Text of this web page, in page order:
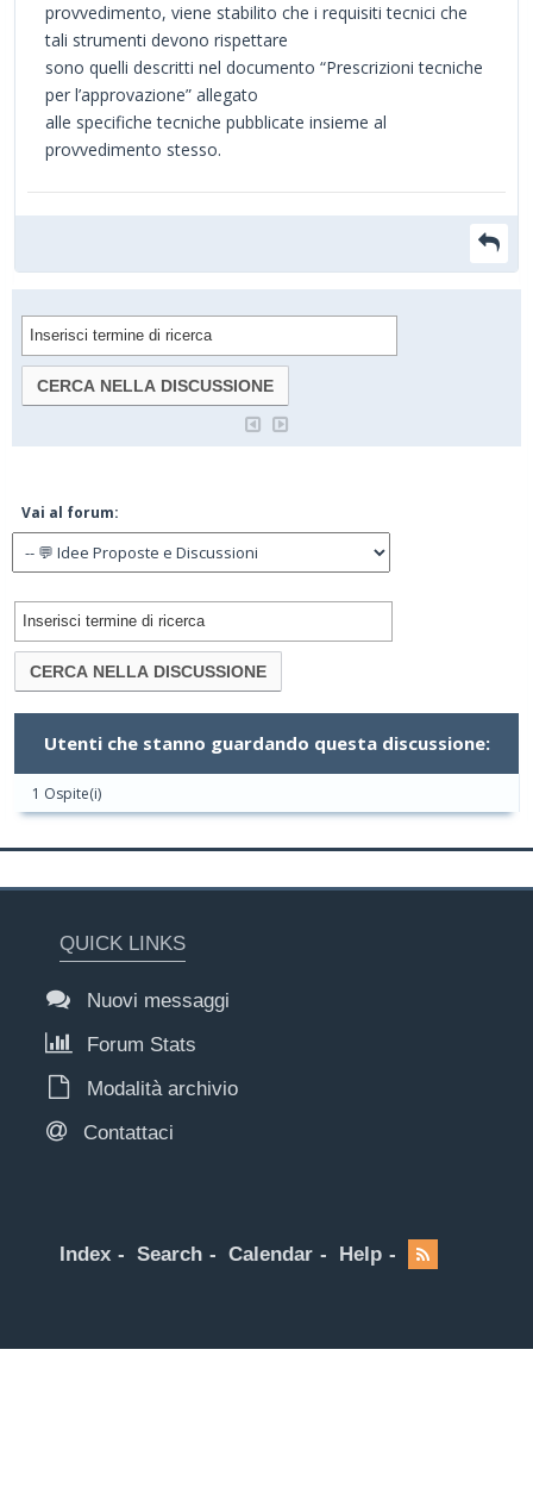
provvedimento, viene stabilito che i requisiti tecnici che
tali strumenti devono rispettare
sono quelli descritti nel documento “Prescrizioni tecniche
per l’approvazione” allegato
alle specifiche tecniche pubblicate insieme al
provvedimento stesso.
Vai al forum:
Utenti che stanno guardando questa discussione:
1 Ospite(i)
QUICK LINKS
Nuovi messaggi
Forum Stats
Modalità archivio
Contattaci
Index Search Calendar Help